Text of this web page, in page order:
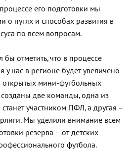
его подготовки мы
о путях и способах развития в
по всем вопросам.
бы отметить, что в процессе
у нас в регионе будет увеличено
открытых мини-футбольных
две команды, одна из
участником ПФЛ, а другая –
Мы уделили внимание всем
резерва – от детских
футбола.